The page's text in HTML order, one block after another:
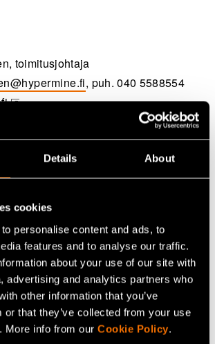
Details About
cookies
personalise content and ads, to
features and to analyse our traffic.
about your use of our site with
advertising and analytics partners who
other information that you’ve
or that they’ve collected from your use
More info from our Cookie Policy.
toimitusjohtaja
, puh. 040 5588554
President
, +358407749846